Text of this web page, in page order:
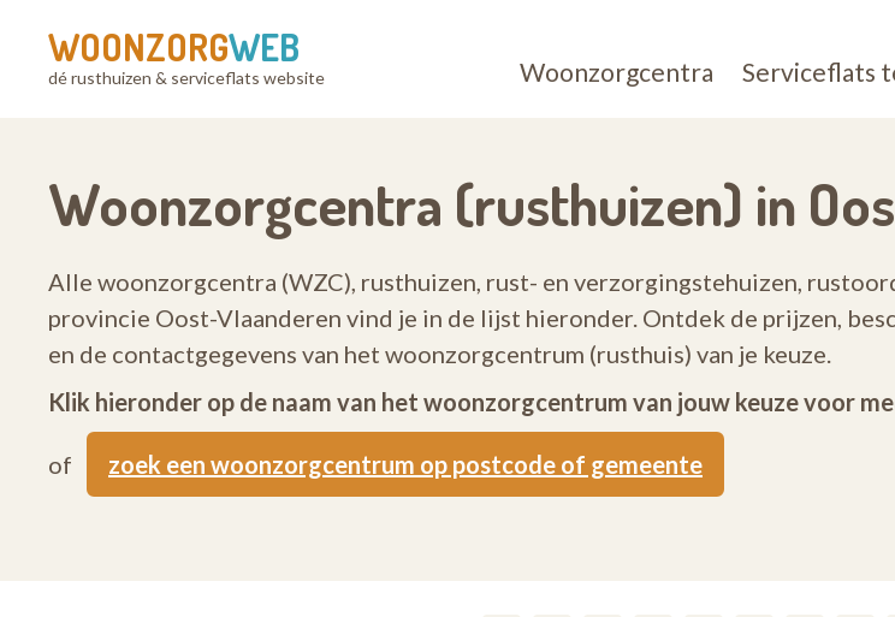
WOONZORGWEB
dé rusthuizen & serviceflats website Woonzorgcentra Serviceflats
Woonzorgcentra (rusthuizen) in
Alle woonzorgcentra (WZC), rusthuizen, rust- en verzorgingstehuizen,
provincie Oost-Vlaanderen vind je in de lijst hieronder. Ontdek de prijzen,
en de contactgegevens van het woonzorgcentrum (rusthuis) van je keuze.
Klik hieronder op de naam van het woonzorgcentrum van jouw keuze voor
of zoek een woonzorgcentrum op postcode of gemeente